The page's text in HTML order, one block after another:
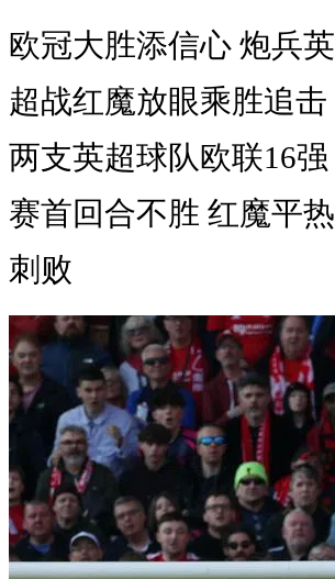
欧冠大胜添信心 炮兵英
超战红魔放眼乘胜追击
两支英超球队欧联16强
赛首回合不胜 红魔平热
刺败